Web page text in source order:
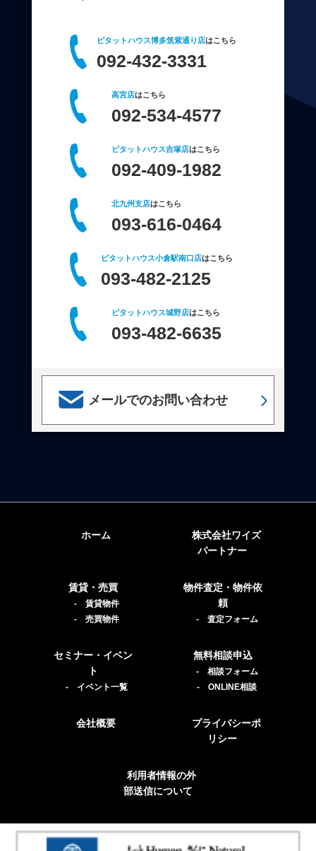
ピタットハウス博多筑紫通り店はこちら
092-432-3331
高宮店はこちら
092-534-4577
ピタットハウス吉塚店はこちら
092-409-1982
北九州支店はこちら
093-616-0464
ピタットハウス小倉駅南口店はこちら
093-482-2125
ピタットハウス城野店はこちら
093-482-6635
メールでのお問い合わせ
ホーム
株式会社ワイズ
パートナー
賃貸・売買
- 賃貸物件
- 売買物件
物件査定・物件依
頼
- 査定フォーム
セミナー・イベン
ト
- イベント一覧
無料相談申込
- 相談フォーム
- ONLINE相談
会社概要
プライバシーポ
リシー
利用者情報の外
部送信について